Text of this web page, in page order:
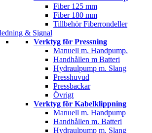
Fiber 125 mm
Fiber 180 mm
Tillbehör Fiberrondeller
& Signal
Verktyg för Pressning
Manuell m. Handpump.
Handhållen m Batteri
Hydraulpump m. Slang
Presshuvud
Pressbackar
Övrigt
Verktyg för Kabelklippning
Manuell m. Handpump
Handhållen m. Batteri
Hydraulpump m. Slang